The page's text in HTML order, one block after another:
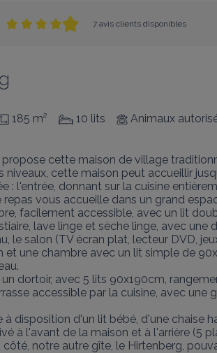
7 avis clients disponibles
185 m² 10 lits Animaux
cette maison de village
niveaux, cette maison peut accueillir
: l'entrée, donnant sur la cuisine
repas vous accueille dans un grand
facilement accessible, avec un lit
lave linge et sèche linge, avec
le salon (TV écran plat, lecteur DVD,
et une chambre avec un lit simple de
un dortoir, avec 5 lits 90x190cm,
accessible par la cuisine, avec
à disposition d'un lit bébé, d'une chaise
à l'avant de la maison et à l'arrière (5
notre autre gîte, le Hirtenberg,